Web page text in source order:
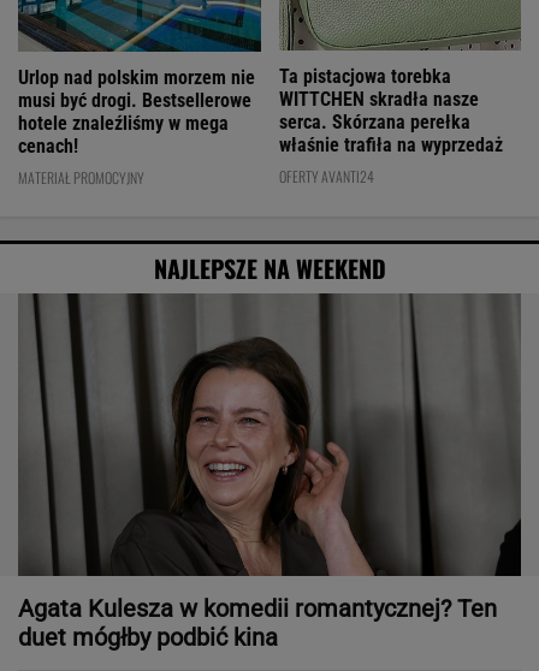
Urlop nad polskim morzem nie
musi być drogi. Bestsellerowe
hotele znaleźliśmy w mega
cenach!
MATERIAŁ PROMOCYJNY
Ta pistacjowa torebka
WITTCHEN skradła nasze
serca. Skórzana perełka
właśnie trafiła na wyprzedaż
OFERTY AVANTI24
NAJLEPSZE NA WEEKEND
Agata Kulesza w komedii romantycznej? Ten
duet mógłby podbić kina